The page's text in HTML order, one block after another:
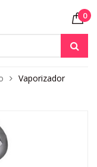
0
Vaporizador